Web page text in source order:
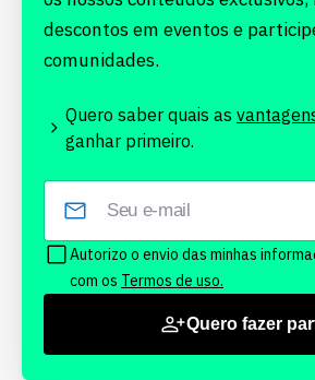
descontos em eventos e
comunidades.
Quero saber quais as
ganhar primeiro.
Autorizo o envio das minhas
com os Termos de uso.
Quero fazer